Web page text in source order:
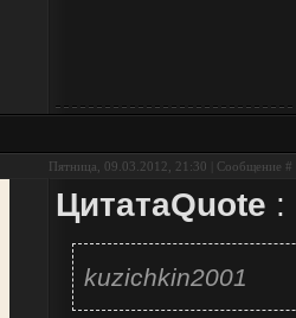
Пятница, 09.03.2012, 21:30 | Сообщение #
ЦитатаQuote :
kuzichkin2001